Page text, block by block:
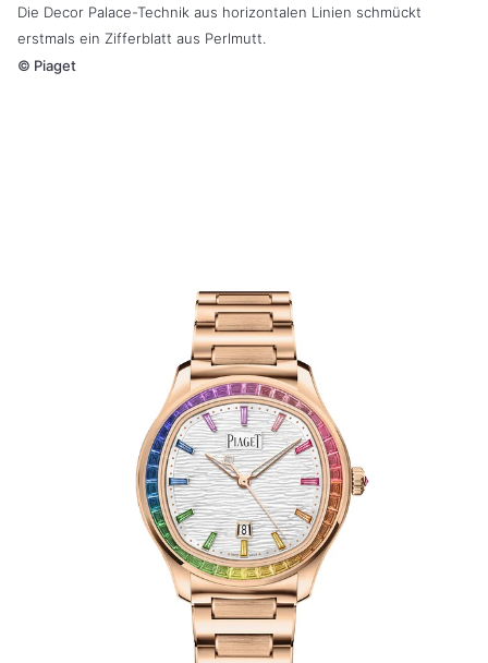
Die Decor Palace-Technik aus horizontalen Linien schmückt
erstmals ein Zifferblatt aus Perlmutt.
© Piaget